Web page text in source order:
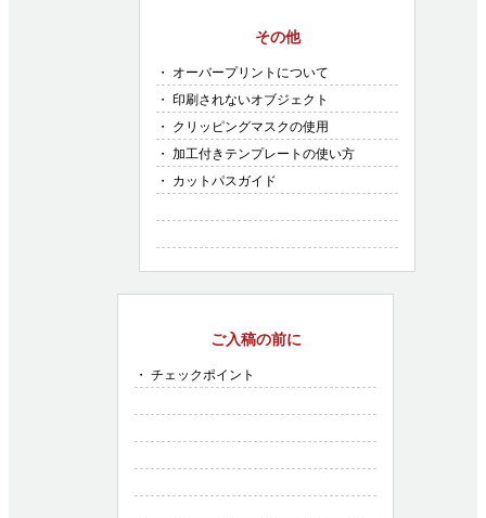
その他
・ オーバープリントについて
・ 印刷されないオブジェクト
・ クリッピングマスクの使用
・ 加工付きテンプレートの使い方
・ カットパスガイド
ご入稿の前に
・ チェックポイント